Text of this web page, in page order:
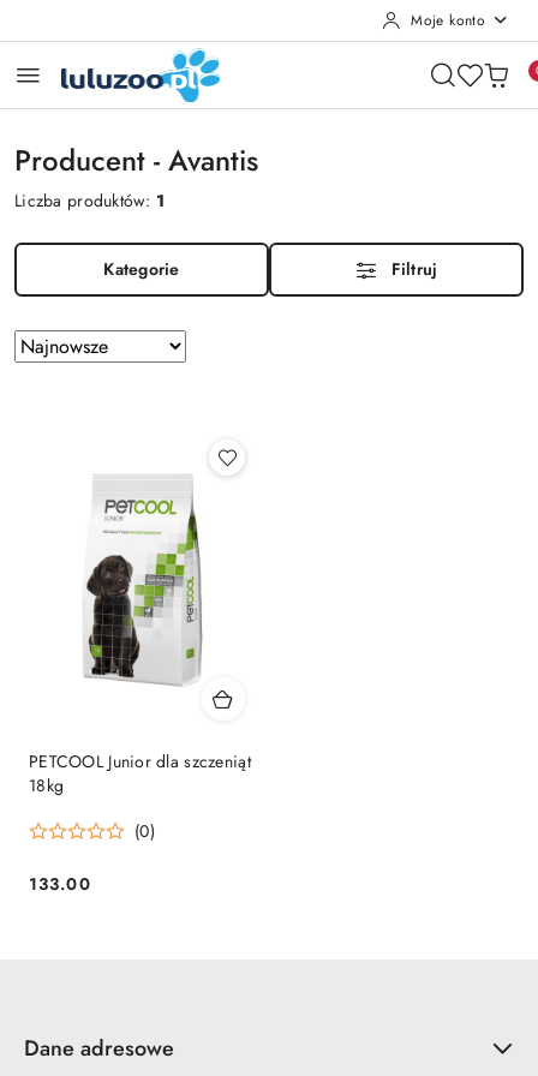
Moje konto
Producent - Avantis
Liczba produktów: 1
Kategorie Filtruj
Zastosowano
sortowanie:
Sortuj
według
PETCOOL Junior dla szczeniąt
18kg
(0)
Cena:
133.00
Dane adresowe